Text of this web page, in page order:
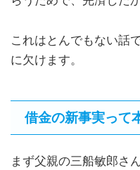
これはとんでもない話
に欠けます。
借金の新事実って
まず父親の三船敏郎さ